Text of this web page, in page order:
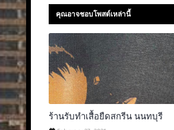
คุณอาจชอบโพสต์เหล่านี้
ร้านรับทําเสื้อยืดสกรีน นนทบุรี